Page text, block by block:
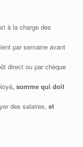
à la charge des
par semaine avant
direct ou par chèque
, somme qui doit
des salaires, et